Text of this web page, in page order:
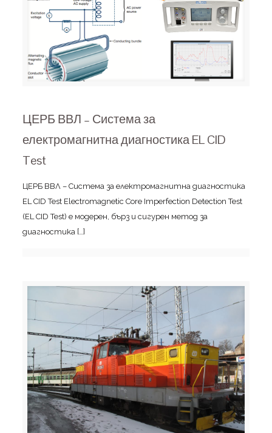
ЦЕРБ ВВЛ – Система за
електромагнитна диагностика EL CID
Test
ЦЕРБ ВВЛ – Система за електромагнитна диагностика
EL CID Test Electromagnetic Core Imperfection Detection Test
(EL CID Test) e модерен, бърз и сигурен метод за
диагностика[…]